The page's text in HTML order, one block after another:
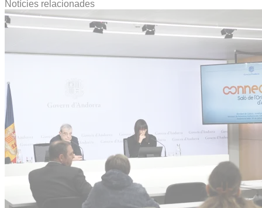
Notícies relacionades